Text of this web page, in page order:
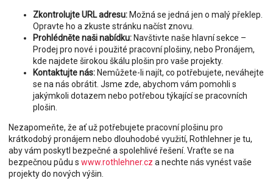
Zkontrolujte URL adresu:Možná se jedná jen o malý překlep.
Opravte ho a zkuste stránku načíst znovu.
Prohlédněte naši nabídku:Navštivte naše hlavní sekce –
Prodej pro nové i použité pracovní plošiny, nebo Pronájem,
kde najdete širokou škálu plošin pro vaše projekty.
Kontaktujte nás:Nemůžete-li najít, co potřebujete, neváhejte
se na nás obrátit. Jsme zde, abychom vám pomohli s
jakýmkoli dotazem nebo potřebou týkající se pracovních
plošin.
Nezapomeňte, že ať už potřebujete pracovní plošinu pro
krátkodobý pronájem nebo dlouhodobé využití, Rothlehner je tu,
aby vám poskytl bezpečné a spolehlivé řešení. Vraťte se na
bezpečnou půdu s www.rothlehner.cz a nechte nás vynést vaše
projekty do nových výšin.